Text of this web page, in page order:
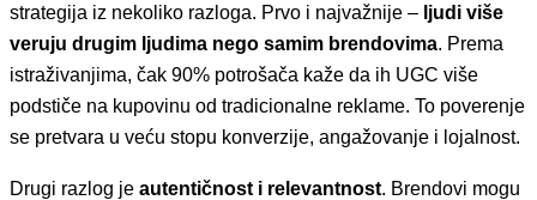
strategija iz nekoliko razloga. Prvo i najvažnije – ljudi više
veruju drugim ljudima nego samim brendovima. Prema
istraživanjima, čak 90% potrošača kaže da ih UGC više
podstiče na kupovinu od tradicionalne reklame. To poverenje
se pretvara u veću stopu konverzije, angažovanje i lojalnost.
Drugi razlog je autentičnost i relevantnost. Brendovi mogu